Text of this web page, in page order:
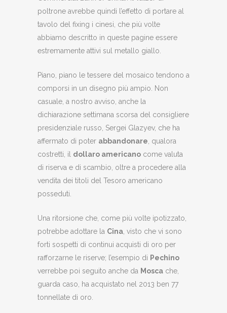
poltrone avrebbe quindi l’effetto di portare al
tavolo del fixing i cinesi, che più volte
abbiamo descritto in queste pagine essere
estremamente attivi sul metallo giallo.
Piano, piano le tessere del mosaico tendono a
comporsi in un disegno più ampio. Non
casuale, a nostro avviso, anche la
dichiarazione settimana scorsa del consigliere
presidenziale russo, Sergei Glazyev, che ha
affermato di poter abbandonare , qualora
costretti, il dollaro americano come valuta
di riserva e di scambio, oltre a procedere alla
vendita dei titoli del Tesoro americano
posseduti.
Una ritorsione che, come più volte ipotizzato,
potrebbe adottare la Cina , visto che vi sono
forti sospetti di continui acquisti di oro per
rafforzarne le riserve; l’esempio di Pechino
verrebbe poi seguito anche da Mosca che,
guarda caso, ha acquistato nel 2013 ben 77
tonnellate di oro.